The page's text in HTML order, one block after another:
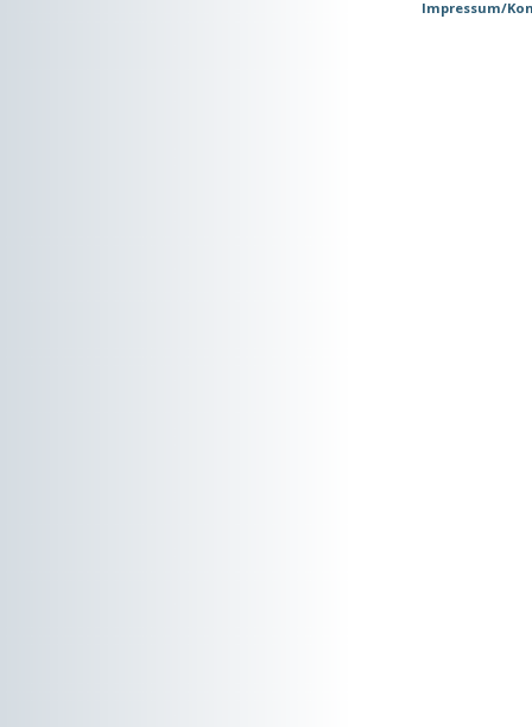
Impressum/